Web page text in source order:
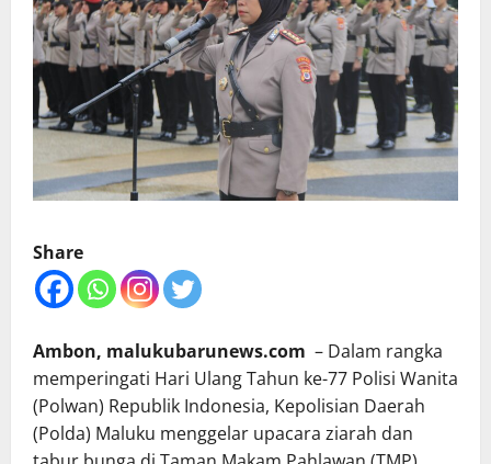
Share
Ambon, malukubarunews.com – Dalam rangka
memperingati Hari Ulang Tahun ke-77 Polisi Wanita
(Polwan) Republik Indonesia, Kepolisian Daerah
(Polda) Maluku menggelar upacara ziarah dan